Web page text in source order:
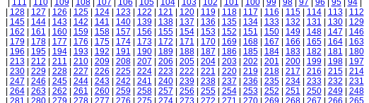
|
94
|
95
96
97
|
98
|
99
|
100
101
102
|
103
|
104
|
105
106
107
|
108
|
109
|
110
111
112
|
113
|
114
|
115
116
117
|
118
|
119
|
120
121
122
|
123
|
124
|
125
126
127
|
128
129
|
130
131
132
|
133
|
134
|
135
136
137
|
138
|
139
|
140
141
142
|
143
|
144
|
145
146
147
|
148
|
149
|
150
151
152
|
153
|
154
|
155
156
157
|
158
|
159
|
160
161
162
163
|
164
|
165
166
167
|
168
|
169
|
170
171
172
|
173
|
174
|
175
176
177
|
178
|
179
180
181
182
|
183
|
184
|
185
186
187
|
188
|
189
|
190
191
192
|
193
|
194
|
195
196
197
|
198
|
199
|
200
201
202
|
203
|
204
|
205
206
207
|
208
|
209
|
210
211
212
|
213
214
|
215
216
217
|
218
|
219
|
220
221
222
|
223
|
224
|
225
226
227
|
228
|
229
|
230
231
232
|
233
|
234
|
235
236
237
|
238
|
239
|
240
241
242
|
243
|
244
|
245
246
247
248
|
249
|
250
251
252
|
253
|
254
|
255
256
257
|
258
|
259
|
260
261
262
|
263
|
264
265
266
267
|
268
|
269
|
270
271
272
|
273
|
274
|
275
276
277
|
278
|
279
|
280
281